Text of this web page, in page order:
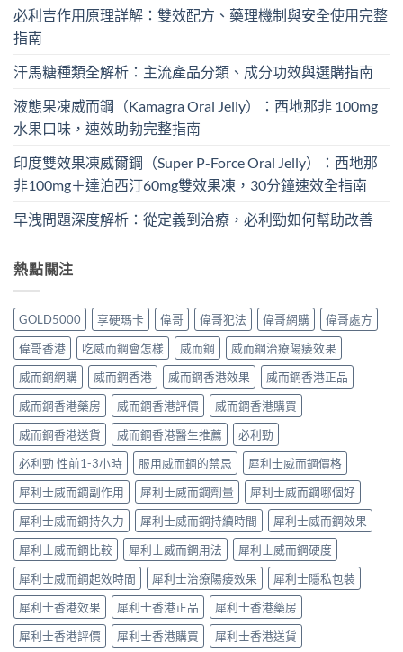
必利吉作用原理詳解：雙效配方、藥理機制與安全使用完整
指南
汗馬糖種類全解析：主流產品分類、成分功效與選購指南
液態果凍威而鋼（Kamagra Oral Jelly）：西地那非 100mg​
水果口味，速效助勃完整指南
印度雙效果凍威爾鋼（Super P-Force Oral Jelly）：西地那
非100mg＋達泊西汀60mg雙效果凍，30分鐘速效全指南
早洩問題深度解析：從定義到治療，必利勁如何幫助改善
熱點關注
GOLD5000 享硬瑪卡 偉哥 偉哥犯法 偉哥網購
偉哥處方
偉哥香港
吃威而鋼會怎樣 威而鋼
威而鋼治療陽痿效果
威而鋼網購
威而鋼香港 威而鋼香港效果
威而鋼香港正品
威而鋼香港藥房
威而鋼香港評價
威而鋼香港購買
威而鋼香港送貨
威而鋼香港醫生推薦
必利勁
必利勁 性前1-3小時
服用威而鋼的禁忌
犀利士威而鋼價格
犀利士威而鋼副作用
犀利士威而鋼劑量
犀利士威而鋼哪個好
犀利士威而鋼持久力
犀利士威而鋼持續時間
犀利士威而鋼效果
犀利士威而鋼比較
犀利士威而鋼用法
犀利士威而鋼硬度
犀利士威而鋼起效時間
犀利士治療陽痿效果
犀利士隱私包裝
犀利士香港效果
犀利士香港正品
犀利士香港藥房
犀利士香港評價
犀利士香港購買 犀利士香港送貨